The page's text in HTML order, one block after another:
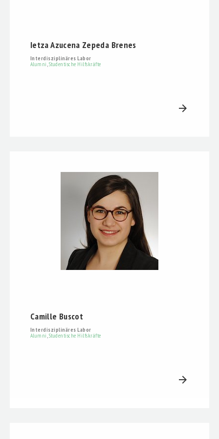
Ietza Azucena Zepeda Brenes
Interdisziplinäres Labor
Alumni ,Studentische Hilfskräfte
arrow_forward
Camille Buscot
Interdisziplinäres Labor
Alumni ,Studentische Hilfskräfte
arrow_forward